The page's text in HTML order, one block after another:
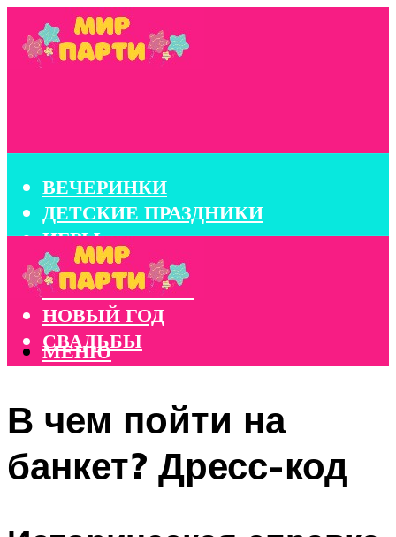
ВЕЧЕРИНКИ
ДЕТСКИЕ ПРАЗДНИКИ
ИГРЫ
КОНКУРСЫ
КОРПОРАТИВЫ
НОВЫЙ ГОД
СВАДЬБЫ
МЕНЮ
В чем пойти на
банкет? Дресс-код